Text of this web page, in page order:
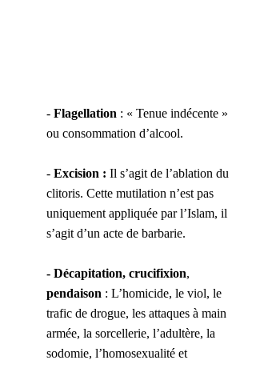
- Flagellation : « Tenue indécente »
ou consommation d’alcool.
- Excision : Il s’agit de l’ablation du
clitoris. Cette mutilation n’est pas
uniquement appliquée par l’Islam, il
s’agit d’un acte de barbarie.
- Décapitation, crucifixion,
pendaison : L’homicide, le viol, le
trafic de drogue, les attaques à main
armée, la sorcellerie, l’adultère, la
sodomie, l’homosexualité et